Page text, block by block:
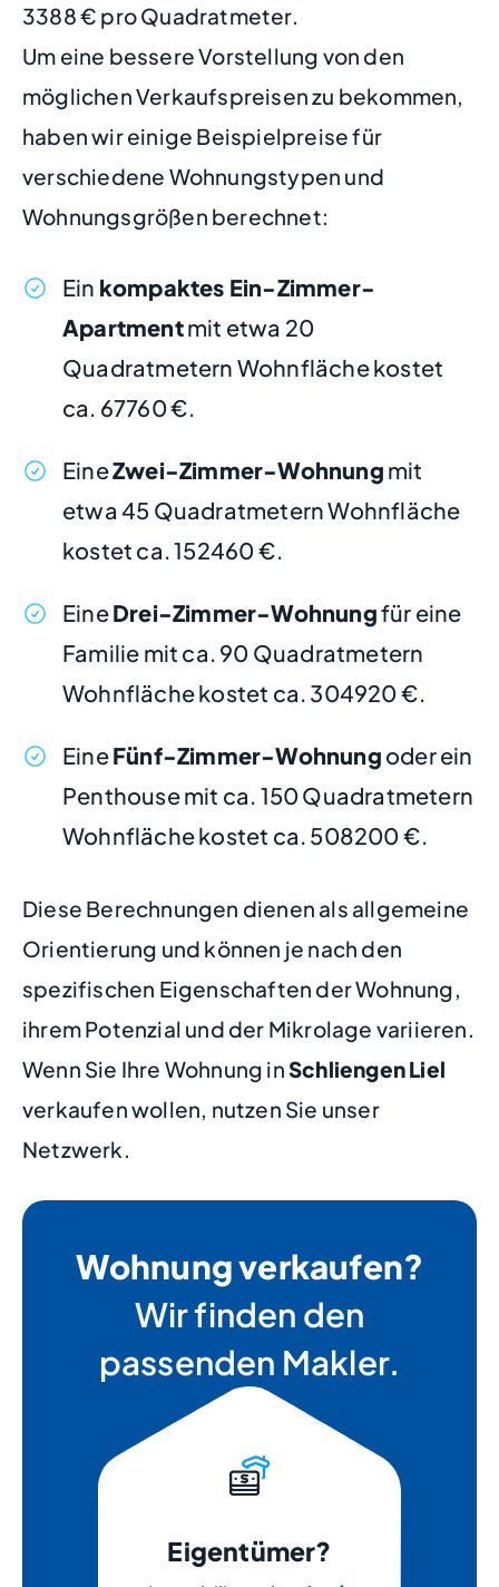
3388 € pro Quadratmeter.
Um eine bessere Vorstellung von den
möglichen Verkaufspreisen zu bekommen,
haben wir einige Beispielpreise für
verschiedene Wohnungstypen und
Wohnungsgrößen berechnet:
Ein kompaktes Ein-Zimmer-
Apartmentmit etwa 20
Quadratmetern Wohnfläche kostet
ca. 67760 €.
EineZwei-Zimmer-Wohnung mit
etwa 45 Quadratmetern Wohnfläche
kostet ca. 152460 €.
EineDrei-Zimmer-Wohnungfür eine
Familie mit ca. 90 Quadratmetern
Wohnfläche kostet ca. 304920 €.
EineFünf-Zimmer-Wohnung oder ein
Penthouse mit ca. 150 Quadratmetern
Wohnfläche kostet ca. 508200 €.
Diese Berechnungen dienen als allgemeine
Orientierung und können je nach den
spezifischen Eigenschaften der Wohnung,
ihrem Potenzial und der Mikrolage variieren.
Wenn Sie Ihre Wohnung inSchliengen Liel
verkaufen wollen, nutzen Sie unser
Netzwerk.
Wohnung verkaufen?
Wir finden den
passenden Makler.
Eigentümer?